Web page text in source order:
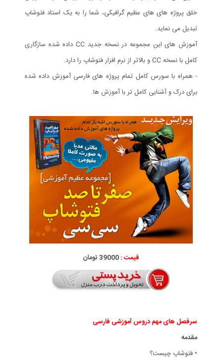
خلق پروژه های های عظیم گرافیکی، شما را به یک استاد فتوشاپ
تبدیل می نماید.
آموزش های این مجموعه در نسخه جدید CC داده شده سازگاری
کامل با نسخه CC و بالاتر از نرم افزار فتوشاپ را دارد.
- همراه با سورس کامل تمام پروژه های فارسی آموزش داده شده
برای درک و آشنایی کامل تر با آموزش ها.
قیمت :39000 تومان
سرفصل های مهم دروس آموزشی فارسی
مقدمه
• فتوشاپ چیست؟